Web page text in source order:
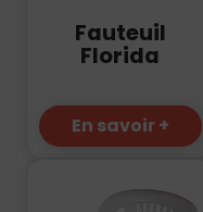
Fauteuil
Florida
En savoir +